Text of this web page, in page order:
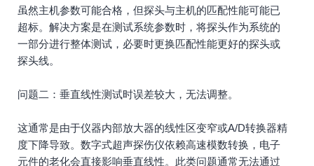
虽然主机参数可能合格，但探头与主机的匹配性能可能已
超标。解决方案是在测试系统参数时，将探头作为系统的
一部分进行整体测试，必要时更换匹配性能更好的探头或
探头线。
问题二：垂直线性测试时误差较大，无法调整。
这通常是由于仪器内部放大器的线性区变窄或A/D转换器精
度下降导致。数字式超声探伤仪依赖高速模数转换，电子
元件的老化会直接影响垂直线性。此类问题通常无法通过